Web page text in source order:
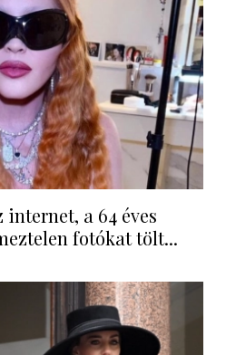
a 64 éves
fotókat tölt...